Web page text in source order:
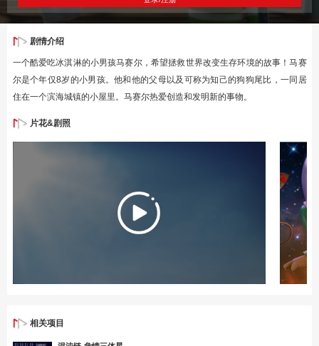
剧情介绍
一个酷爱吃冰淇淋的小男孩马赛尔，希望拯救世界改变生存环境的故事！马赛
尔是个年仅8岁的小男孩。他和他的父母以及可称为知己的狗狗尾比，一同居
住在一个滨海城镇的小屋里。马赛尔热爱创造和发明新的事物。
片花&剧照
相关项目